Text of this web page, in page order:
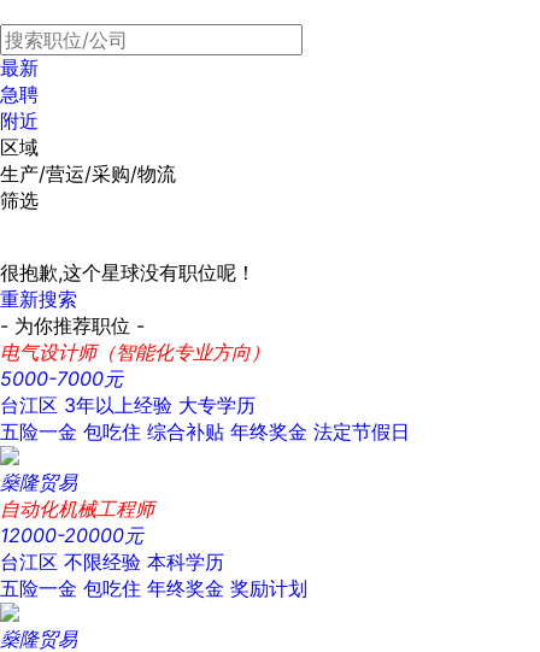
最新
急聘
附近
区域
生产/营运/采购/物流
筛选
很抱歉,这个星球没有职位呢！
重新搜索
- 为你推荐职位 -
电气设计师（智能化专业方向）
5000-7000元
台江区 3年以上经验 大专学历
五险一金 包吃住 综合补贴 年终奖金 法定节假日
燊隆贸易
自动化机械工程师
12000-20000元
台江区 不限经验 本科学历
五险一金 包吃住 年终奖金 奖励计划
燊隆贸易